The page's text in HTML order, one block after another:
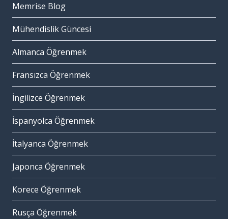
Memrise Blog
Mühendislik Güncesi
Almanca Öğrenmek
Fransızca Öğrenmek
İngilizce Öğrenmek
İspanyolca Öğrenmek
İtalyanca Öğrenmek
Japonca Öğrenmek
Korece Öğrenmek
Rusça Öğrenmek